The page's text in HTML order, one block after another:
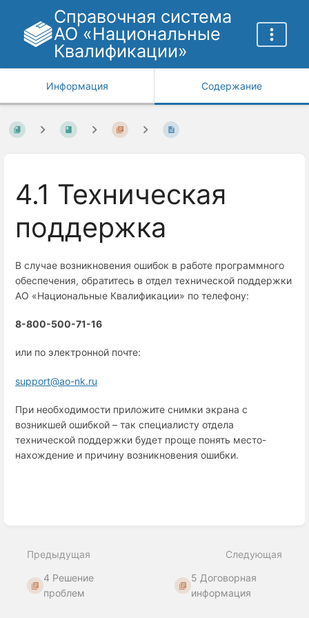
Справочная система
АО «Национальные
Квалификации»
Информация Содержание
4.1 Техническая
поддержка
В случае возникновения ошибок в работе программного
обеспечения, обратитесь в отдел технической поддержки
АО «Национальные Квалификации» по телефону:
8-800-500-71-16
или по электронной почте:
support@ao-nk.ru
При необходимости приложите снимки экрана с
возникшей ошибкой – так специалисту отдела
технической поддержки будет проще понять место-
нахождение и причину возникновения ошибки.
раздела
Предыдущая
4 Решение
проблем
Следующая
5 Договорная
информация